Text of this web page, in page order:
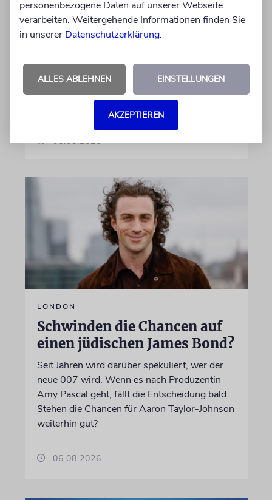
Klatsch und Tratsch aus der jüdischen Welt
von Katrin Richter, Imanuel Marcus
06.08.2026
LONDON
Schwinden die Chancen auf
einen jüdischen James Bond?
Seit Jahren wird darüber spekuliert, wer der
neue 007 wird. Wenn es nach Produzentin
Amy Pascal geht, fällt die Entscheidung bald.
Stehen die Chancen für Aaron Taylor-Johnson
weiterhin gut?
06.08.2026
personenbezogene Daten auf unserer Webseite
verarbeiten. Weitergehende Informationen finden Sie
in unserer Datenschutzerklärung.
ALLES ABLEHNEN EINSTELLUNGEN
AKZEPTIEREN